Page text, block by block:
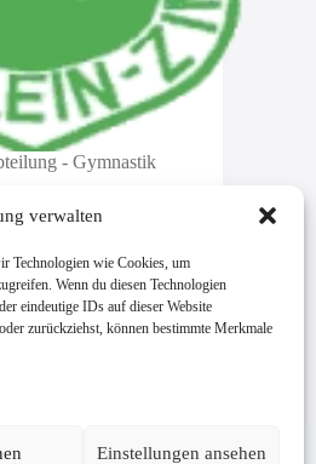
verwalten
Technologien wie Cookies, um
Wenn du diesen Technologien
eindeutige IDs auf dieser Website
zurückziehst, können bestimmte Merkmale
Einstellungen ansehen
- Gymnastik
(0-3)
wir Suchen ein*e